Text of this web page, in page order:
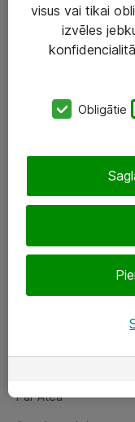
Darba vietu IT
Serveri un datu centri
SIA „ATEA”
eShop@atea.lv
Sekojiet mums
Par Atea
Par Atea
visus vai tikai
izvēles
Obligātie